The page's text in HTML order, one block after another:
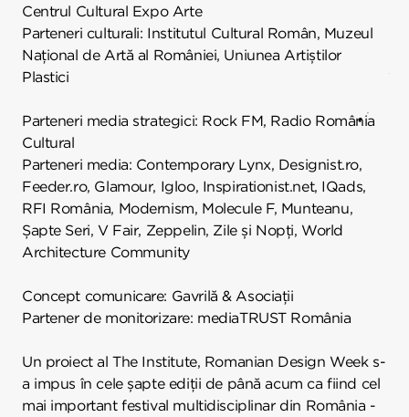
Centrul Cultural Expo Arte
Parteneri culturali: Institutul Cultural Român, Muzeul
Național de Artă al României, Uniunea Artiștilor
Plastici
Parteneri media strategici: Rock FM, Radio România
Cultural
Parteneri media: Contemporary Lynx, Designist.ro,
Feeder.ro, Glamour, Igloo, Inspirationist.net, IQads,
RFI România, Modernism, Molecule F, Munteanu,
Șapte Seri, V Fair, Zeppelin, Zile și Nopți, World
Architecture Community
Concept comunicare: Gavrilă & Asociații
Partener de monitorizare: mediaTRUST România
Un proiect al The Institute, Romanian Design Week s-
a impus în cele șapte ediții de până acum ca fiind cel
mai important festival multidisciplinar din România -